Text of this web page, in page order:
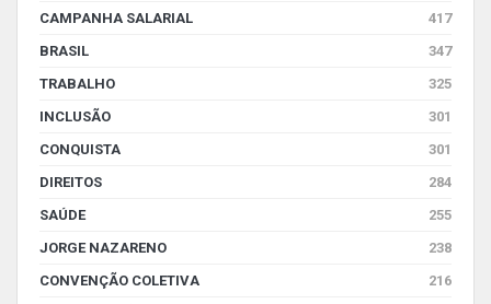
CAMPANHA SALARIAL
417
BRASIL
347
TRABALHO
325
INCLUSÃO
301
CONQUISTA
301
DIREITOS
284
SAÚDE
255
JORGE NAZARENO
238
CONVENÇÃO COLETIVA
216